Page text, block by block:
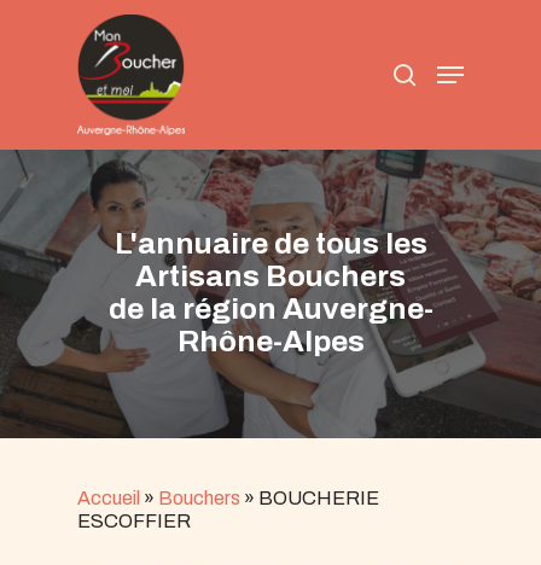
Menu
L'annuaire de tous les
Artisans Bouchers
de la région Auvergne-
Rhône-Alpes
Accueil » Bouchers » BOUCHERIE
ESCOFFIER